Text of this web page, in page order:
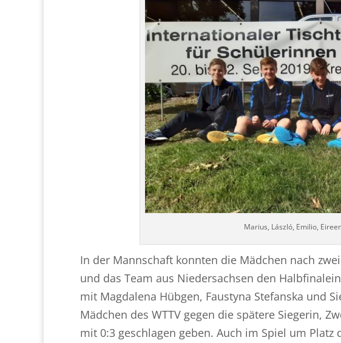
Marius, László, Emilio,
In der Mannschaft konnten die Mädchen nach
und das Team aus Niedersachsen den
mit Magdalena Hübgen, Faustyna Stefanska und
Mädchen des WTTV gegen die spätere Siegerin,
mit 0:3 geschlagen geben. Auch im Spiel um